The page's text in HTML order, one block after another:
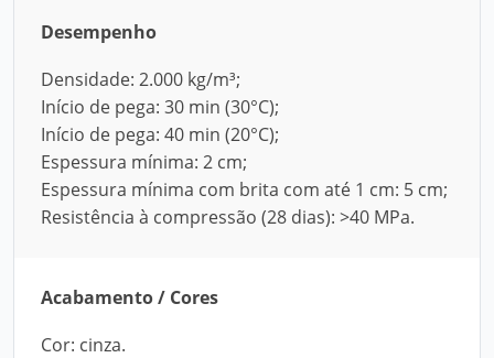
Desempenho
Densidade: 2.000 kg/m³;
Início de pega: 30 min (30°C);
Início de pega: 40 min (20°C);
Espessura mínima: 2 cm;
Espessura mínima com brita com até 1 cm: 5 cm;
Resistência à compressão (28 dias): >40 MPa.
Acabamento / Cores
Cor: cinza.